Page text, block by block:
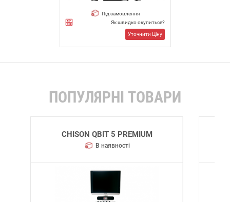
Під замовлення
Як швидко окупиться?
Уточнити Ціну
ПОПУЛЯРНІ ТОВАРИ
SIEMENS ACUSON S2000 HELX
EVOLUTION